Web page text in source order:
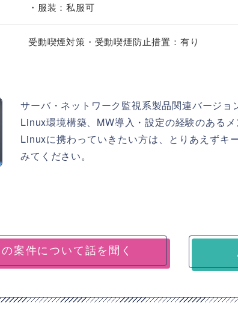
・服装：私服可
受動喫煙対策・受動喫煙防止措置：有り
サーバ・ネットワーク監視系製品関連バージョ
Linux環境構築、MW導入・設定の経験のあるメ
Linuxに携わっていきたい方は、とりあえずキ
みてください。